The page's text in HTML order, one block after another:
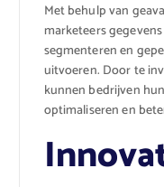
Met behulp van
marketeers
segmenteren en
uitvoeren. Door te
kunnen bedrijven
optimaliseren en